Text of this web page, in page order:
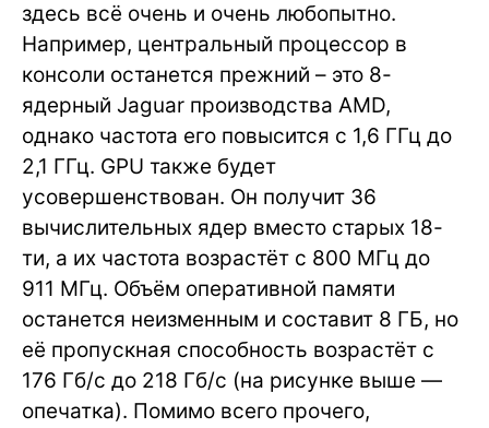
здесь всё очень и очень любопытно.
Например, центральный процессор в
консоли останется прежний – это 8-
ядерный Jaguar производства AMD,
однако частота его повысится с 1,6 ГГц до
2,1 ГГц. GPU также будет
усовершенствован. Он получит 36
вычислительных ядер вместо старых 18-
ти, а их частота возрастёт с 800 МГц до
911 МГц. Объём оперативной памяти
останется неизменным и составит 8 ГБ, но
её пропускная способность возрастёт с
176 Гб/c до 218 Гб/с (на рисунке выше —
опечатка). Помимо всего прочего,